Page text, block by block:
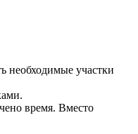
необходимые участки
время. Вместо